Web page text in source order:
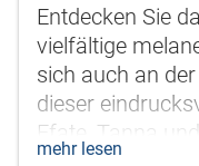
Entdecken Sie
vielfältige
sich auch an
dieser
Efate, Tanna
mehr lesen